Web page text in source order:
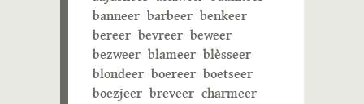
banneer barbeer benkeer
bereer bevreer beweer
bezweer blameer blèsseer
blondeer boereer boetseer
boezjeer breveer charmeer